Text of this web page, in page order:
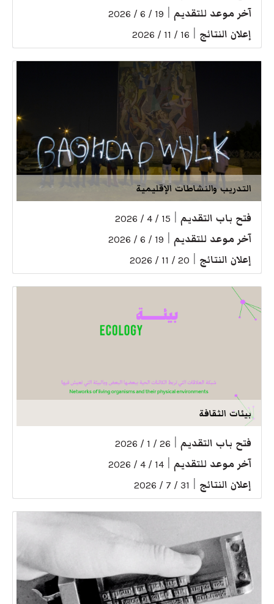
آخر موعد للتقديم 19 / 6 / 2026
إعلان النتائج 16 / 11 / 2026
التدريب والنشاطات الإقليمية
فتح باب التقديم 15 / 4 / 2026
آخر موعد للتقديم 19 / 6 / 2026
إعلان النتائج 20 / 11 / 2026
بيئات الثقافة
فتح باب التقديم 26 / 1 / 2026
آخر موعد للتقديم 14 / 4 / 2026
إعلان النتائج 31 / 7 / 2026